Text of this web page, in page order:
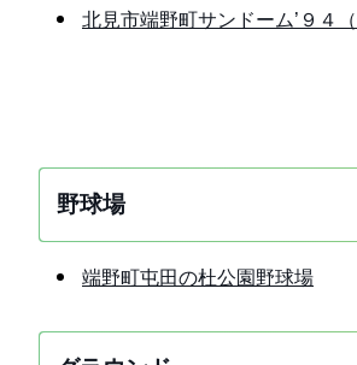
北見市端野町サンドーム’９４
野球場
端野町屯田の杜公園野球場